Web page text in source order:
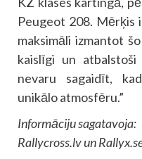
Peugeot 208. Mērķis
maksimāli izmantot
kaislīgi un
nevaru sagaidīt,
unikālo atmosfēru.”
Informāciju sagatavoja:
Rallycross.lv un